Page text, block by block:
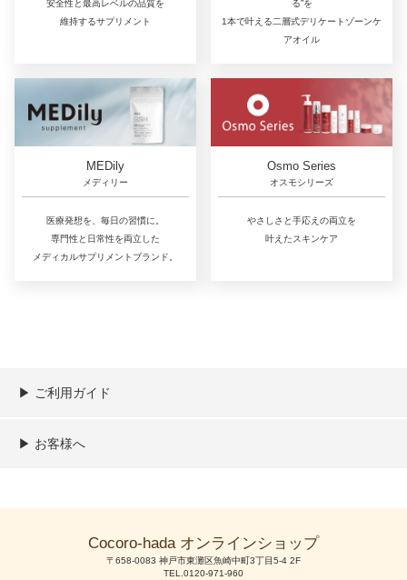
安全性と最高レベルの品質を
維持するサプリメント
る”を
1本で叶える二層式デリケートゾーンケ
アオイル
MEDily
メディリー
医療発想を、毎日の習慣に。
専門性と日常性を両立した
メディカルサプリメントブランド。
Osmo Series
オスモシリーズ
やさしさと手応えの両立を
叶えたスキンケア
▶︎ ご利用ガイド
ご利用ガイド
決済／配送／送料について
取り扱い商品一覧
顧客情報の取扱について
特定商取引法の表記
▶︎ お客様へ
Cocoro-hada オンラインショップ
〒658-0083 神戸市東灘区魚崎中町3丁目5-4 2F
TEL.0120-971-960